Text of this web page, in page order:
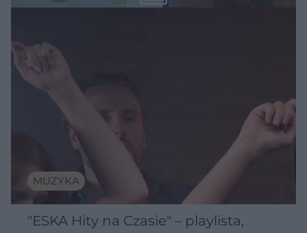
MUZYKA
"ESKA Hity na Czasie" – playlista,